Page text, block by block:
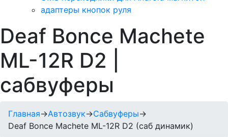
адаптеры кнопок руля
Deaf Bonce Machete
ML-12R D2 |
сабвуферы
Главная→Автозвук→Сабвуферы→
Deaf Bonce Machete ML-12R D2 (саб динамик)